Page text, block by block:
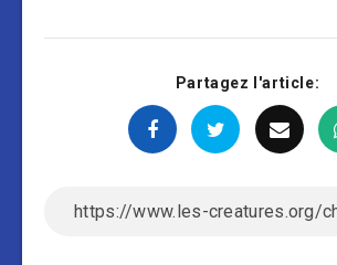
Partagez l'article: